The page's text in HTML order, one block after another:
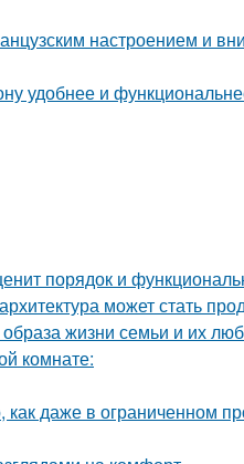
настроением и
удобнее и
порядок и
может стать
жизни семьи и их
комнате:
даже в ограниченном